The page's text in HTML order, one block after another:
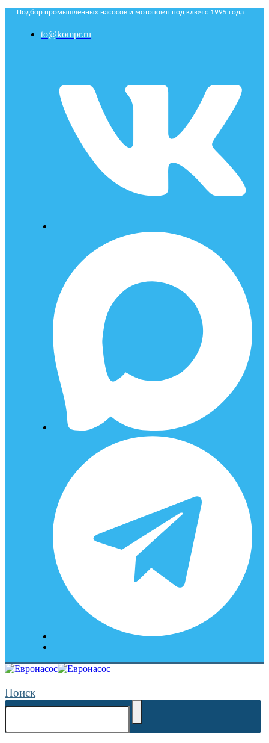
Подбор промышленных насосов и мотопомп под ключ с 1995 года
to@kompr.ru
Поиск